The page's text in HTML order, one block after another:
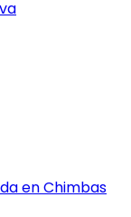
en Chimbas